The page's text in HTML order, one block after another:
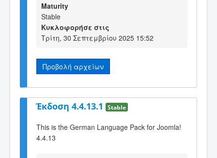
Maturity
Stable
Κυκλοφορήσε στις
Τρίτη, 30 Σεπτεμβρίου 2025 15:52
Προβολή αρχείων
Έκδοση 4.4.13.1 Stable
This is the German Language Pack for Joomla!
4.4.13